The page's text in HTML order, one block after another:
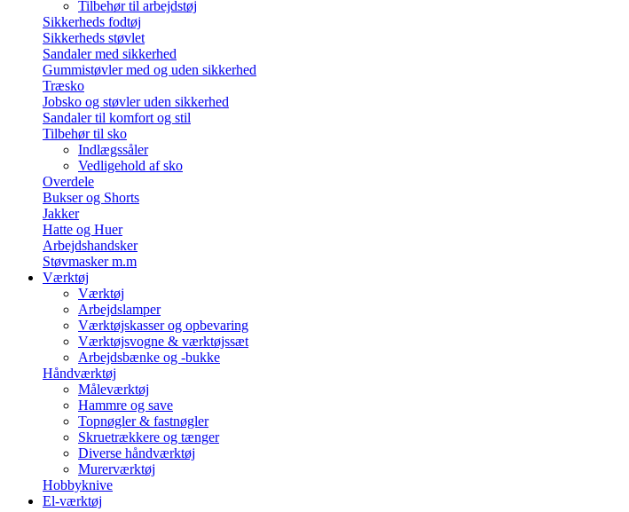
Tilbehør til arbejdstøj
Sikkerheds fodtøj
Sikkerheds støvlet
Sandaler med sikkerhed
Gummistøvler med og uden sikkerhed
Træsko
Jobsko og støvler uden sikkerhed
Sandaler til komfort og stil
Tilbehør til sko
Indlægssåler
Vedligehold af sko
Overdele
Bukser og Shorts
Jakker
Hatte og Huer
Arbejdshandsker
Støvmasker m.m
Værktøj
Værktøj
Arbejdslamper
Værktøjskasser og opbevaring
Værktøjsvogne & værktøjssæt
Arbejdsbænke og -bukke
Håndværktøj
Måleværktøj
Hammre og save
Topnøgler & fastnøgler
Skruetrækkere og tænger
Diverse håndværktøj
Murerværktøj
Hobbyknive
El-værktøj